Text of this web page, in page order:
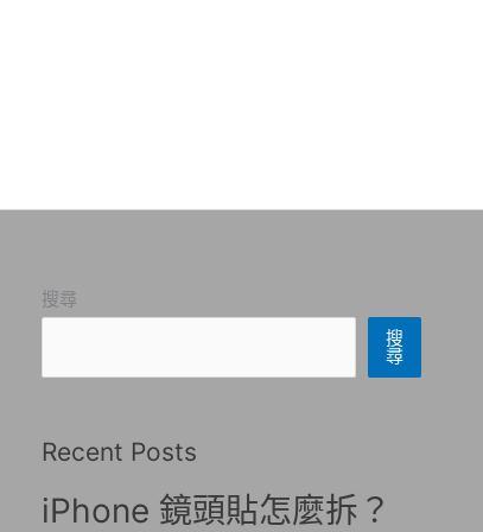
搜尋
搜
尋
Recent Posts
iPhone 鏡頭貼怎麼拆？